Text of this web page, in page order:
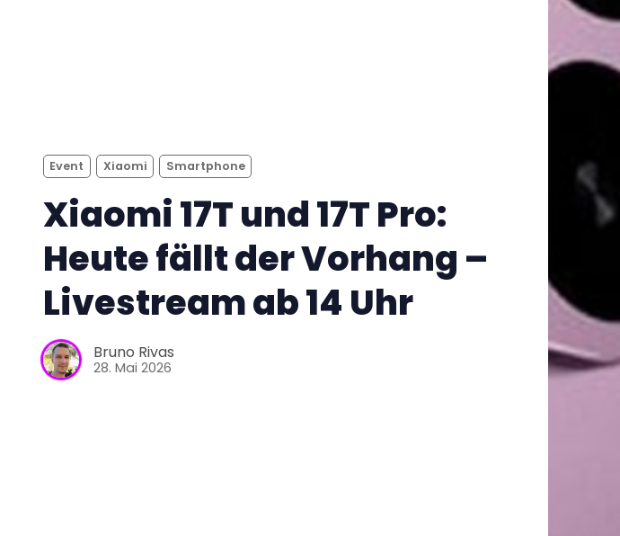
Event Xiaomi Smartphone
Xiaomi 17T und 17T Pro:
Heute fällt der Vorhang –
Livestream ab 14 Uhr
Bruno Rivas
28. Mai 2026